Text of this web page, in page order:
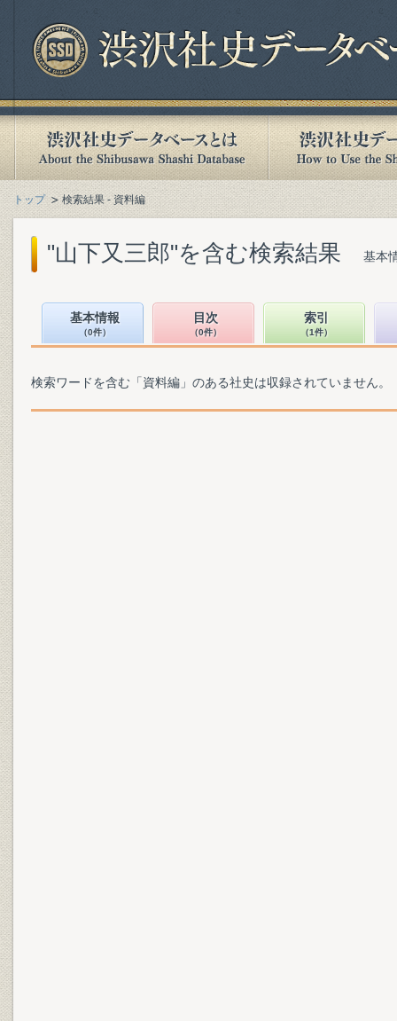
トップ 検索結果 - 資料編
"山下又三郎"を含む検索結果 基本
基本情報
（0件）
目次
（0件）
索引
（1件）
検索ワードを含む「資料編」のある社史は収録されていません。